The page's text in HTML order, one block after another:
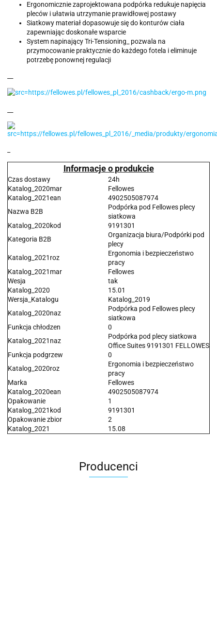
Ergonomicznie zaprojektowana podpórka redukuje napięcia
pleców i ułatwia utrzymanie prawidłowej postawy
Siatkowy materiał dopasowuje się do konturów ciała
zapewniając doskonałe wsparcie
System napinający Tri-Tensioning_ pozwala na
przymocowanie praktycznie do każdego fotela i eliminuje
potrzebę ponownej regulacji
Informacje o produkcie
Czas dostawy
24h
Katalog_2020mar
Fellowes
Katalog_2021ean
4902505087974
Nazwa B2B
Podpórka pod Fellowes plecy
siatkowa
Katalog_2020kod
9191301
Kategoria B2B
Organizacja biura/Podpórki pod
plecy
Katalog_2021roz
Ergonomia i bezpieczeństwo
pracy
Katalog_2021mar
Fellowes
Wesja
tak
Katalog_2020
15.01
Wersja_Katalogu
Katalog_2019
Katalog_2020naz
Podpórka pod Fellowes plecy
siatkowa
Funkcja chłodzen
0
Katalog_2021naz
Podpórka pod plecy siatkowa
Office Suites 9191301 FELLOWES
Funkcja podgrzew
0
Katalog_2020roz
Ergonomia i bezpieczeństwo
pracy
Marka
Fellowes
Katalog_2020ean
4902505087974
Opakowanie
1
Katalog_2021kod
9191301
Opakowanie zbior
2
Katalog_2021
15.08
Producenci